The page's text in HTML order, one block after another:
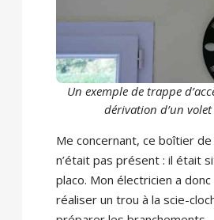
Un exemple de trappe
dérivation d’un
Me concernant, ce boîtier
n’était pas présent : il était
placo. Mon électricien a
réaliser un trou à la scie-